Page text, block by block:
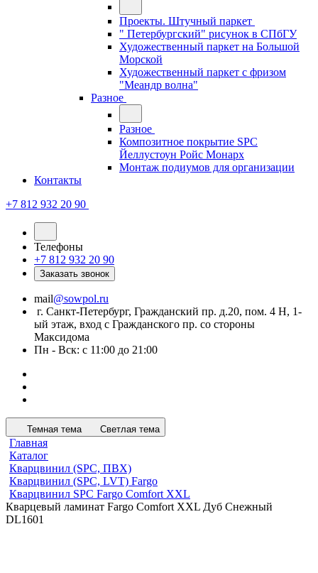
Проекты. Штучный паркет
" Петербургский" рисунок в СПбГУ
Художественный паркет на Большой
Морской
Художественный паркет с фризом
"Меандр волна"
Разное
Разное
Композитное покрытие SPC
Йеллустоун Ройс Монарх
Монтаж подиумов для организации
Контакты
+7 812 932 20 90
Телефоны
+7 812 932 20 90
Заказать звонок
mail@sowpol.ru
г. Санкт-Петербург, Гражданский пр. д.20, пом. 4 Н, 1-
ый этаж, вход с Гражданского пр. со стороны
Максидома
Пн - Вск: с 11:00 до 21:00
Темная тема Светлая тема
Главная
Каталог
Кварцвинил (SPC, ПВХ)
Кварцвинил (SPC, LVT) Fargo
Кварцвинил SPC Fargo Comfort XXL
Кварцевый ламинат Fargo Comfort XXL Дуб Снежный
DL1601